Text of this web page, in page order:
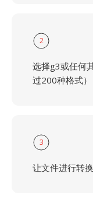
2
选择g3或任何
过200种格式）
3
让文件进行转